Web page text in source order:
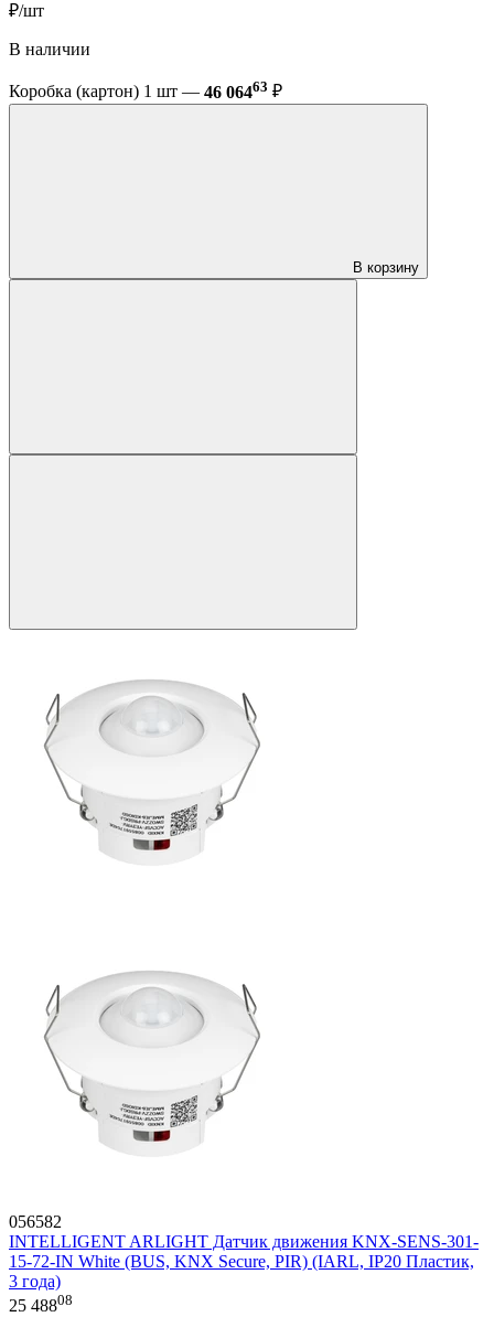
₽/шт
В наличии
Коробка (картон) 1 шт — 46 06463 ₽
В корзину
056582
INTELLIGENT ARLIGHT Датчик движения KNX-SENS-301-
15-72-IN White (BUS, KNX Secure, PIR) (IARL, IP20 Пластик,
3 года)
25 48808